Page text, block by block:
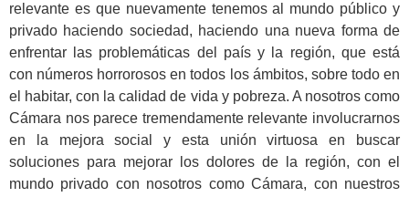
relevante es que nuevamente tenemos al mundo público y
privado haciendo sociedad, haciendo una nueva forma de
enfrentar las problemáticas del país y la región, que está
con números horrorosos en todos los ámbitos, sobre todo en
el habitar, con la calidad de vida y pobreza. A nosotros como
Cámara nos parece tremendamente relevante involucrarnos
en la mejora social y esta unión virtuosa en buscar
soluciones para mejorar los dolores de la región, con el
mundo privado con nosotros como Cámara, con nuestros